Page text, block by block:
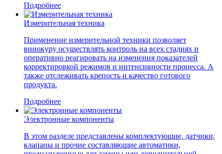
Подробнее
Измерительная техника
Применение измерительной техники позволяет
винокуру осуществлять контроль на всех стадиях и
оперативно реагировать на изменения показателей
корректировкой режимов и интенсивности процесса. А
также отслеживать крепость и качество готового
продукта.
Подробнее
Электронные компоненты
В этом разделе представлены комплектующие, датчики,
клапаны и прочие составляющие автоматики,